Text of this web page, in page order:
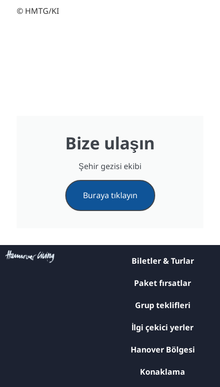
© HMTG/KI
Bize ulaşın
Şehir gezisi ekibi
Buraya tıklayın
Biletler & Turlar
Paket fırsatlar
Grup teklifleri
İlgi çekici yerler
Hanover Bölgesi
Konaklama